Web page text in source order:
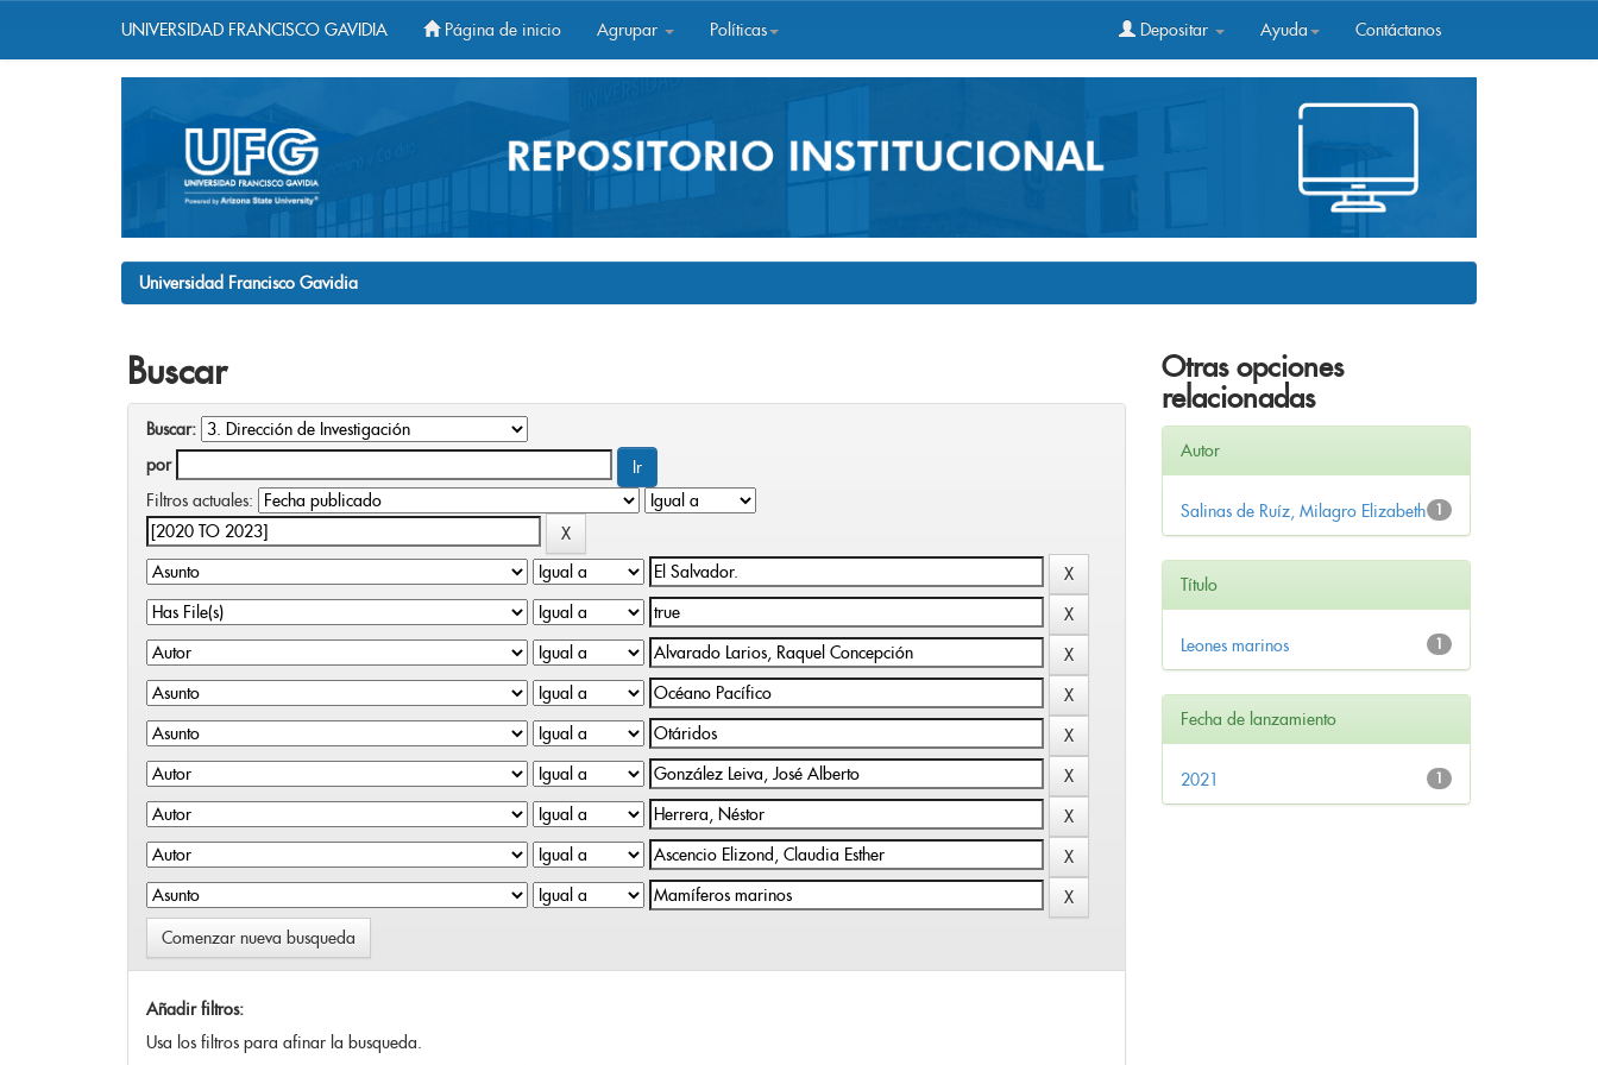
UNIVERSIDAD FRANCISCO GAVIDIA Página de inicio Agrupar Políticas Depositar Ayuda Contáctanos
Universidad Francisco Gavidia
Buscar
Buscar:
por
Filtros actuales:
Comenzar nueva busqueda
Añadir filtros:
Usa los filtros para afinar la busqueda.
Otras opciones
relacionadas
Autor
1
Salinas de Ruíz, Milagro Elizabeth
Título
1
Leones marinos
Fecha de lanzamiento
1
2021